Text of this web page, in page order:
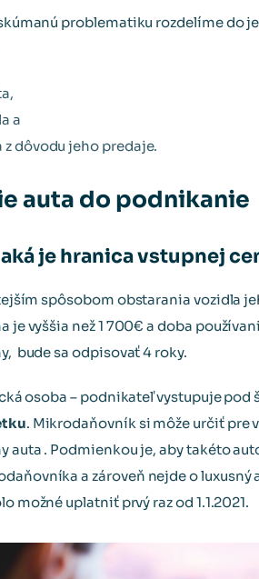
problematiku rozdelíme do
a
z dôvodu jeho predaje.
auta do podnikanie
aká je hranica vstupnej
spôsobom obstarania vozidla
je vyššia než 1 700€ a doba
bude sa odpisovať 4 roky.
osoba – podnikateľ vystupuje
. Mikrodaňovník si môže určiť pre
auta . Podmienkou je, aby takéto
a zároveň nejde o
možné uplatniť prvý raz od 1.1.2021.